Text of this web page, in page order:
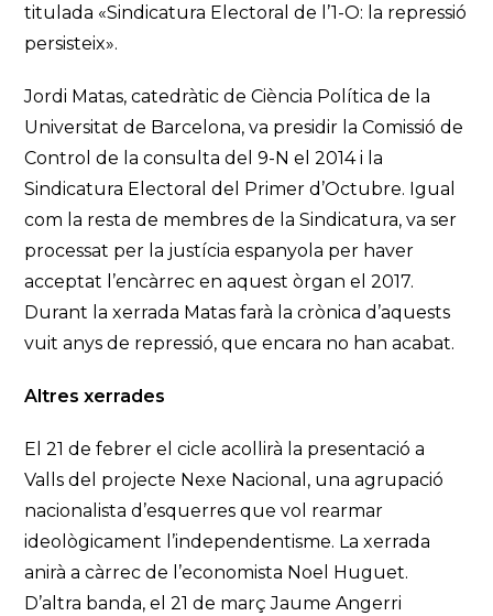
titulada «Sindicatura Electoral de l’1-O: la repressió
persisteix».
Jordi Matas, catedràtic de Ciència Política de la
Universitat de Barcelona, va presidir la Comissió de
Control de la consulta del 9-N el 2014 i la
Sindicatura Electoral del Primer d’Octubre. Igual
com la resta de membres de la Sindicatura, va ser
processat per la justícia espanyola per haver
acceptat l’encàrrec en aquest òrgan el 2017.
Durant la xerrada Matas farà la crònica d’aquests
vuit anys de repressió, que encara no han acabat.
Altres xerrades
El 21 de febrer el cicle acollirà la presentació a
Valls del projecte Nexe Nacional, una agrupació
nacionalista d’esquerres que vol rearmar
ideològicament l’independentisme. La xerrada
anirà a càrrec de l’economista Noel Huguet.
D’altra banda, el 21 de març Jaume Angerri